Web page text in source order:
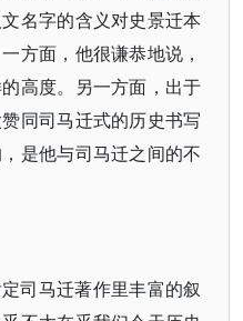
名字的含义对史景迁本
方面，他很谦恭地说，
高度。另一方面，出于
同司马迁式的历史书写
是他与司马迁之间的不
司马迁著作里丰富的叙